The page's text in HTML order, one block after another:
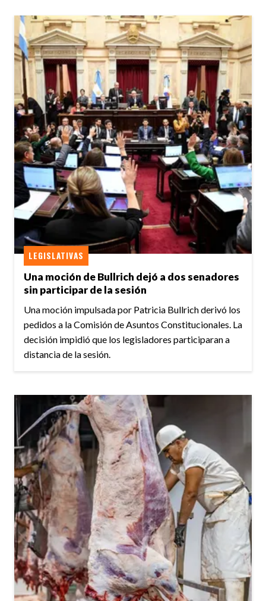
Una moción de Bullrich dejó a dos senadores
sin participar de la sesión
LEGISLATIVAS
Una moción impulsada por Patricia Bullrich derivó los
pedidos a la Comisión de Asuntos Constitucionales. La
decisión impidió que los legisladores participaran a
distancia de la sesión.